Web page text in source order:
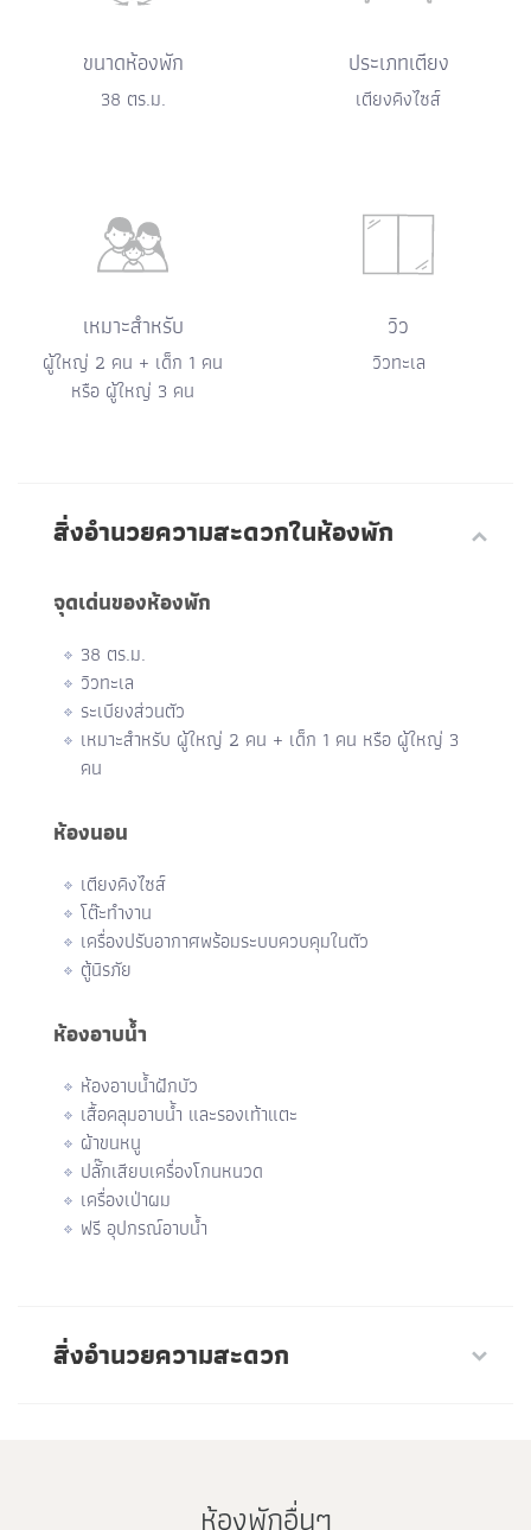
ขนาดห้องพัก
38 ตร.ม.
ประเภทเตียง
เตียงคิงไซส์
เหมาะสำหรับ
ผู้ใหญ่ 2 คน + เด็ก 1 คน
หรือ ผู้ใหญ่ 3 คน
วิว
วิวทะเล
สิ่งอำนวยความสะดวกในห้องพัก
จุดเด่นของห้องพัก
38 ตร.ม.
วิวทะเล
ระเบียงส่วนตัว
เหมาะสำหรับ ผู้ใหญ่ 2 คน + เด็ก 1 คน หรือ ผู้ใหญ่ 3
คน
ห้องนอน
เตียงคิงไซส์
โต๊ะทำงาน
เครื่องปรับอากาศพร้อมระบบควบคุมในตัว
ตู้นิรภัย
ห้องอาบน้ำ
ห้องอาบน้ำฝักบัว
เสื้อคลุมอาบน้ำ และรองเท้าแตะ
ผ้าขนหนู
ปลั๊กเสียบเครื่องโกนหนวด
เครื่องเป่าผม
ฟรี อุปกรณ์อาบน้ำ
สิ่งอำนวยความสะดวก
ห้องพักอื่นๆ